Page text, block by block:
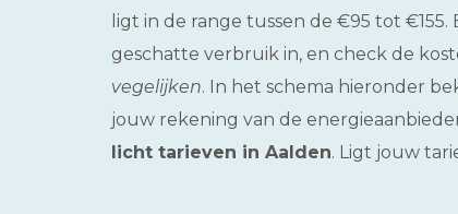
ligt in de range tussen de €95 tot
geschatte verbruik in, en check de
vegelijken. In het schema hieronder
jouw rekening van de
licht tarieven in Aalden. Ligt jouw